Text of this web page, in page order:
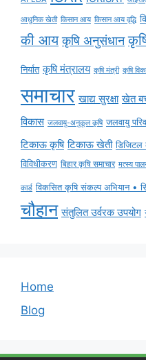
आधुनिक खेती किसान आय किसान आय वृद्धि
की आय कृषि अनुसंधान
निर्यात कृषि मंत्रालय कृषि मंत्री कृषि
समाचार खाद्य सुरक्षा खेत
विकास जलवायु-अनुकूल कृषि जलवायु
टिकाऊ कृषि टिकाऊ खेती डिजिटल
विविधीकरण बिहार कृषि समाचार मत्स्य
कार्ड विकसित कृषि संकल्प अभियान •
चौहान संतुलित उर्वरक उपयोग
Home
Blog